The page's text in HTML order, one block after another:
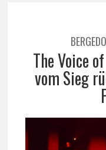
The Voice
vom Sieg